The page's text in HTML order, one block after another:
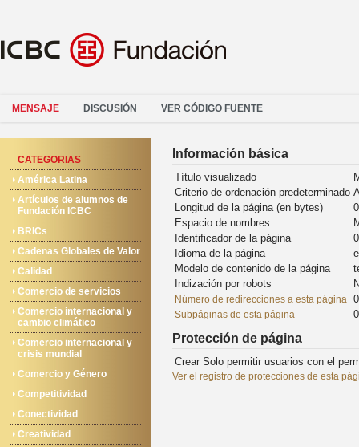
MENSAJE DISCUSIÓN VER CÓDIGO FUENTE
CATEGORIAS
América Latina
Artículos de alumnos de
Fundación ICBC
BRICs
Cadenas Globales de Valor
Calidad
Comercio de servicios
Comercio internacional y
cambio climático
Comercio internacional y
crisis mundial
Comercio y Género
Competitividad
Conectividad
Creatividad
Información básica
Título visualizado
Criterio de ordenación predeterminado
Longitud de la página (en bytes)
0
Espacio de nombres
Identificador de la página
0
Idioma de la página
Modelo de contenido de la página
Indización por robots
Número de redirecciones a esta página 0
Subpáginas de esta página
Protección de página
Crear Solo permitir usuarios con el
Ver el registro de protecciones de esta